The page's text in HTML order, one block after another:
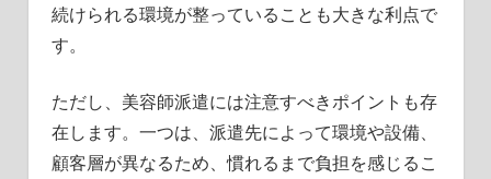
続けられる環境が整っていることも大きな利点で
す。
ただし、美容師派遣には注意すべきポイントも存
在します。一つは、派遣先によって環境や設備、
顧客層が異なるため、慣れるまで負担を感じるこ